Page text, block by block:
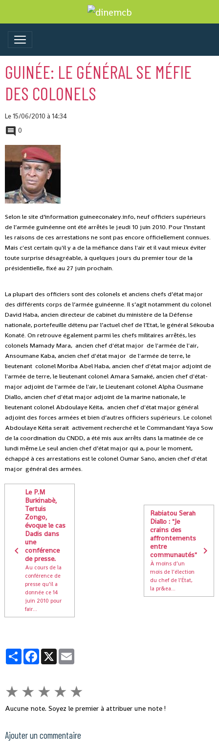
GUINÉE: LE GÉNÉRAL SE MÉFIE
DES COLONELS
Le 15/06/2010 à 14:34
0
Selon le site d’information guineeconakry.info, neuf officiers supérieurs
de l’armée guinéenne ont été arrêtés le jeudi 10 juin 2010. Pour l’instant
les raisons de ces arrestations ne sont pas encore officiellement connues.
Mais c'est certain qu'il y a de la méfiance dans l'air et il vaut mieux éviter
toute surprise désagréable, à quelques jours du premier tour de la
présidentielle, fixé au 27 juin prochain.
La plupart des officiers sont des colonels et anciens chefs d’état major
des différents corps de l’armée guinéenne. Il s’agit notamment du colonel
David Haba, ancien directeur de cabinet du ministère de la Défense
nationale, portefeuille détenu par l’actuel chef de l’Etat, le général Sékouba
Konaté. On retrouve également parmi les chefs militaires arrêtés, les
colonels Mamady Mara, ancien chef d'état major de l'armée de l'air,
Ansoumane Kaba, ancien chef d'état major de l'armée de terre, le
lieutenant colonel Moriba Abel Haba, ancien chef d'état major adjoint de
l'armée de terre, le lieutenant colonel Amara Samaké, ancien chef d'état-
major adjoint de l'armée de l'air, le Lieutenant colonel Alpha Ousmane
Diallo, ancien chef d'état major adjoint de la marine nationale, le
lieutenant colonel Abdoulaye Kéita, ancien chef d'état major général
adjoint des forces armées et bien d’autres officiers supérieurs. Le colonel
Abdoulaye Kéita serait activement recherché et le Commandant Yaya Sow
de la coordination du CNDD, a été mis aux arrêts dans la matinée de ce
lundi même.Le seul ancien chef d’état major qui a, pour le moment,
échappé à ces arrestations est le colonel Oumar Sano, ancien chef d'état
major général des armées.
Le P.M
Burkinabè,
Tertuis
Zongo,
évoque le cas
Dadis dans
une
conférence
de presse.
Au cours de la
conférence de
presse qu’il a
donnée ce 14
juin 2010 pour
fair...
Rabiatou Serah
Diallo : "Je
crains des
affrontements
entre
communautés"
À moins d’un
mois de l’élection
du chef de l’État,
la pr&ea...
PartagerFacebook
X
★ ★ ★ ★ ★
Aucune note. Soyez le premier à attribuer une note !
Ajouter un commentaire